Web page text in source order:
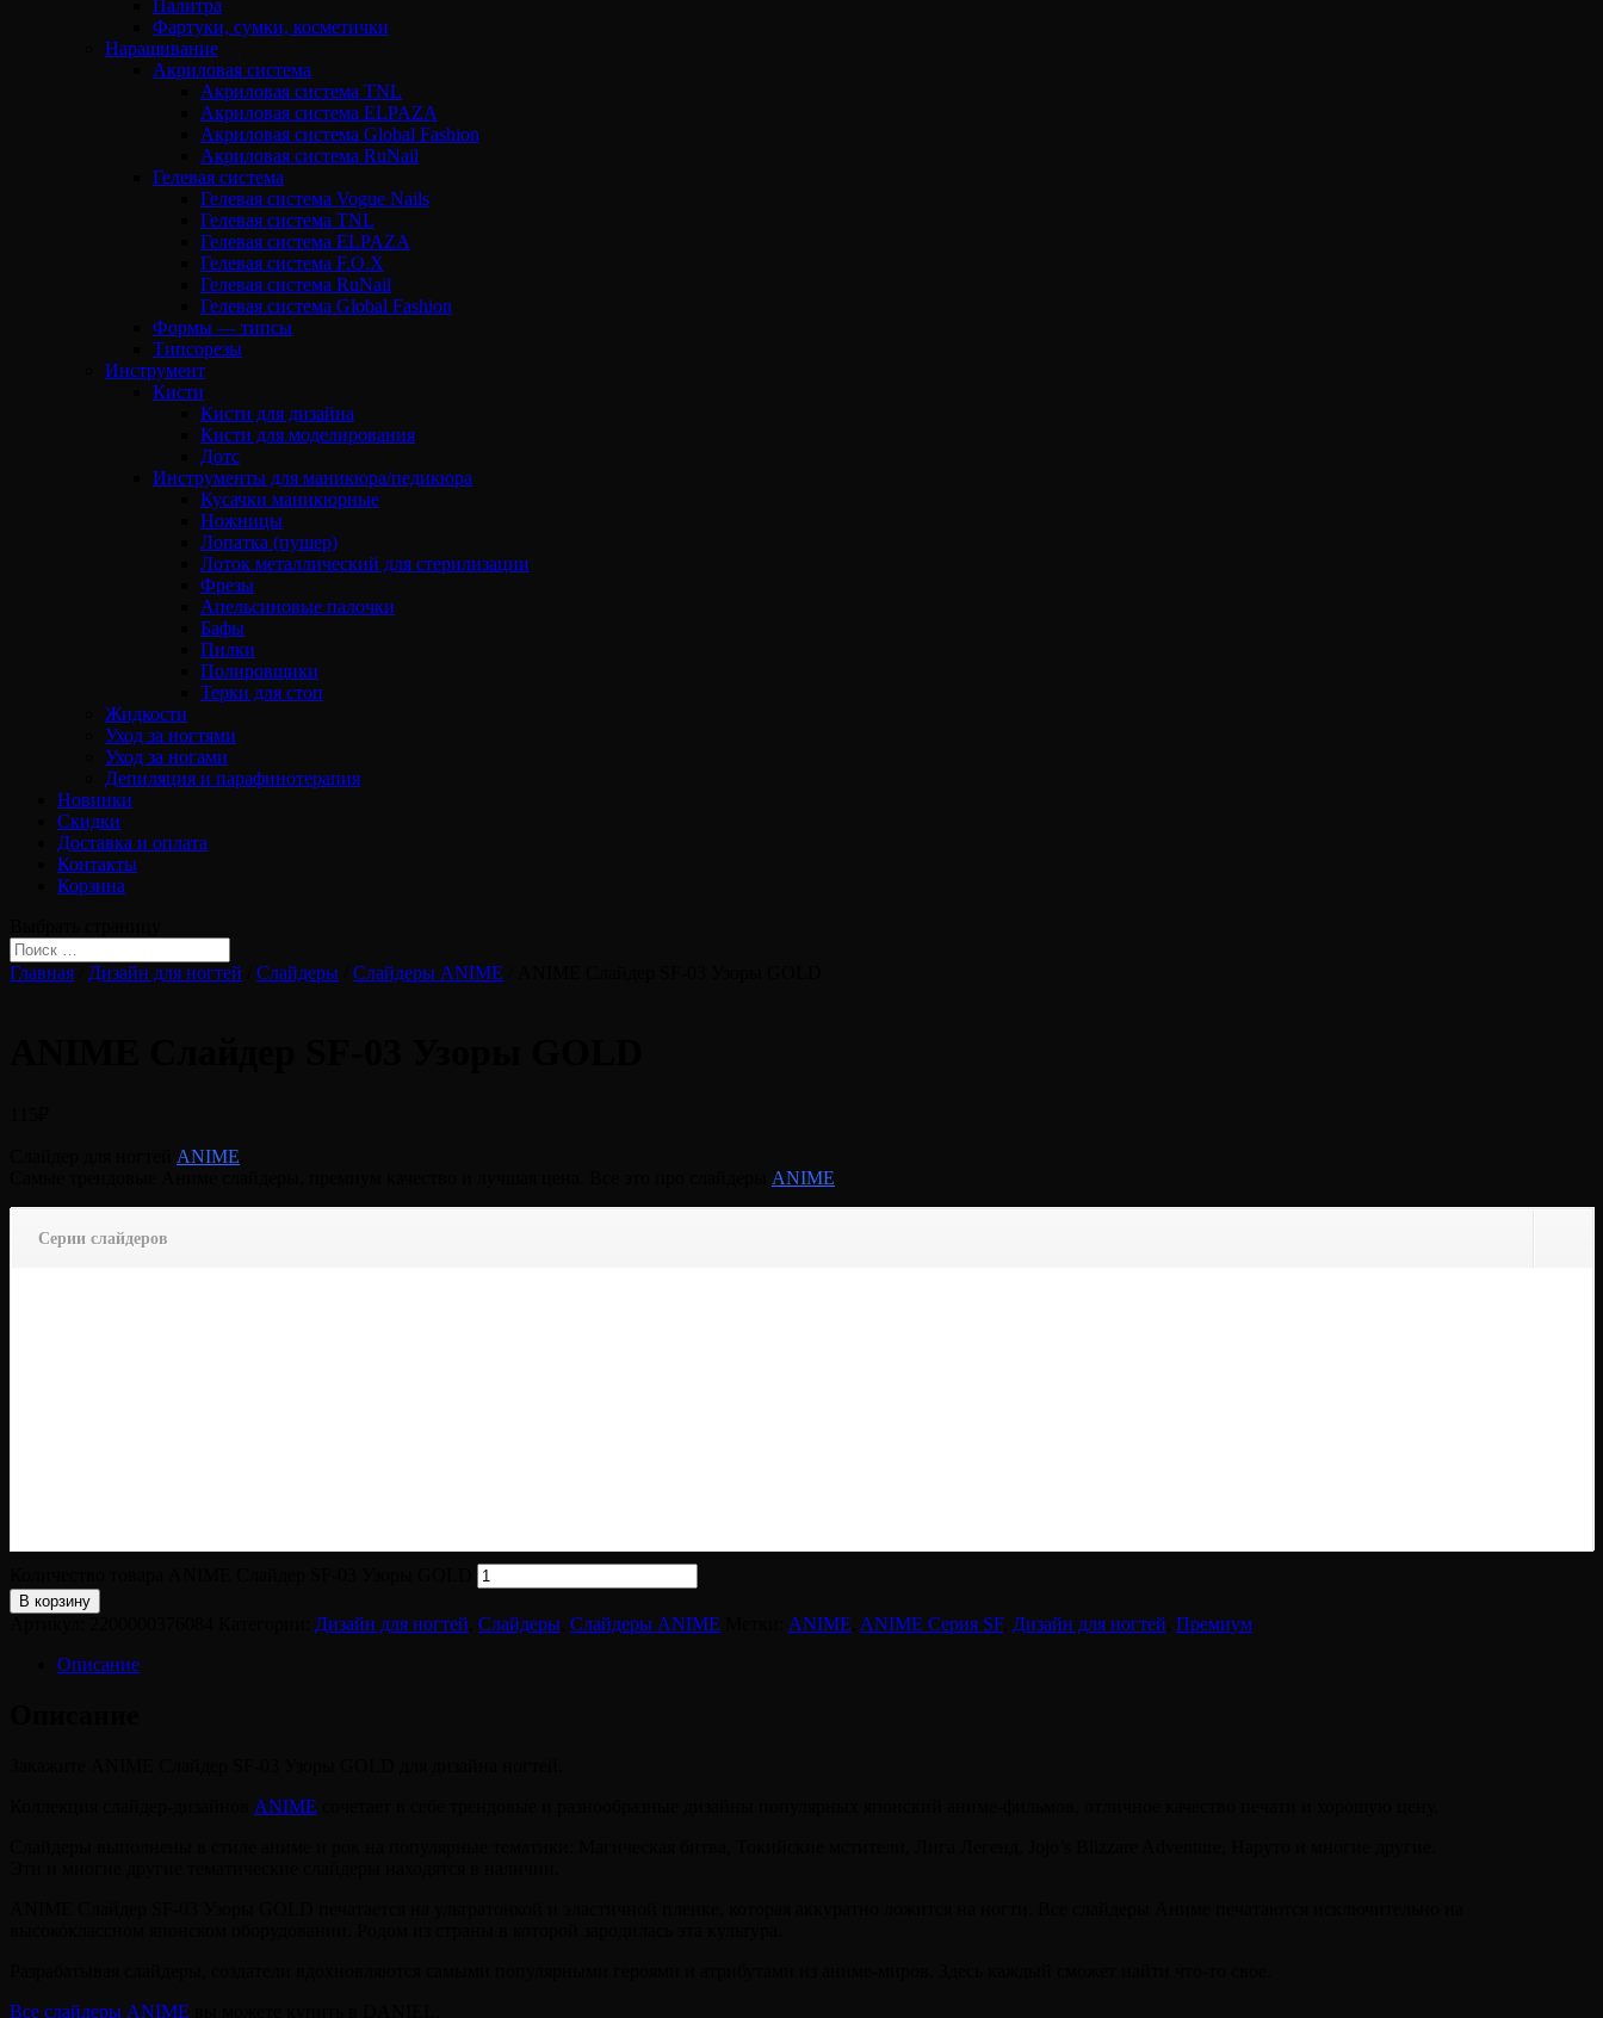
Палитра
Фартуки, сумки, косметички
Наращивание
Акриловая система
Акриловая система TNL
Акриловая система ELPAZA
Акриловая система Global Fashion
Акриловая система RuNail
Гелевая система
Гелевая система Vogue Nails
Гелевая система TNL
Гелевая система ELPAZA
Гелевая система F.O.X
Гелевая система RuNail
Гелевая система Global Fashion
Формы — типсы
Типсорезы
Инструмент
Кисти
Кисти для дизайна
Кисти для моделирования
Дотс
Инструменты для маникюра/педикюра
Кусачки маникюрные
Ножницы
Лопатка (пушер)
Лоток металлический для стерилизации
Фрезы
Апельсиновые палочки
Бафы
Пилки
Полировщики
Терки для стоп
Жидкости
Уход за ногтями
Уход за ногами
Депиляция и парафинотерапия
Новинки
Скидки
Доставка и оплата
Контакты
Корзина
Главная Дизайн для ногтей Слайдеры Слайдеры ANIME
ANIME
ANIME
Серии слайдеров
В корзину
Дизайн для ногтей Слайдеры Слайдеры ANIME ANIME ANIME Серия SF, Дизайн для ногтей Премиум
Описание
ANIME
Все слайдеры ANIME